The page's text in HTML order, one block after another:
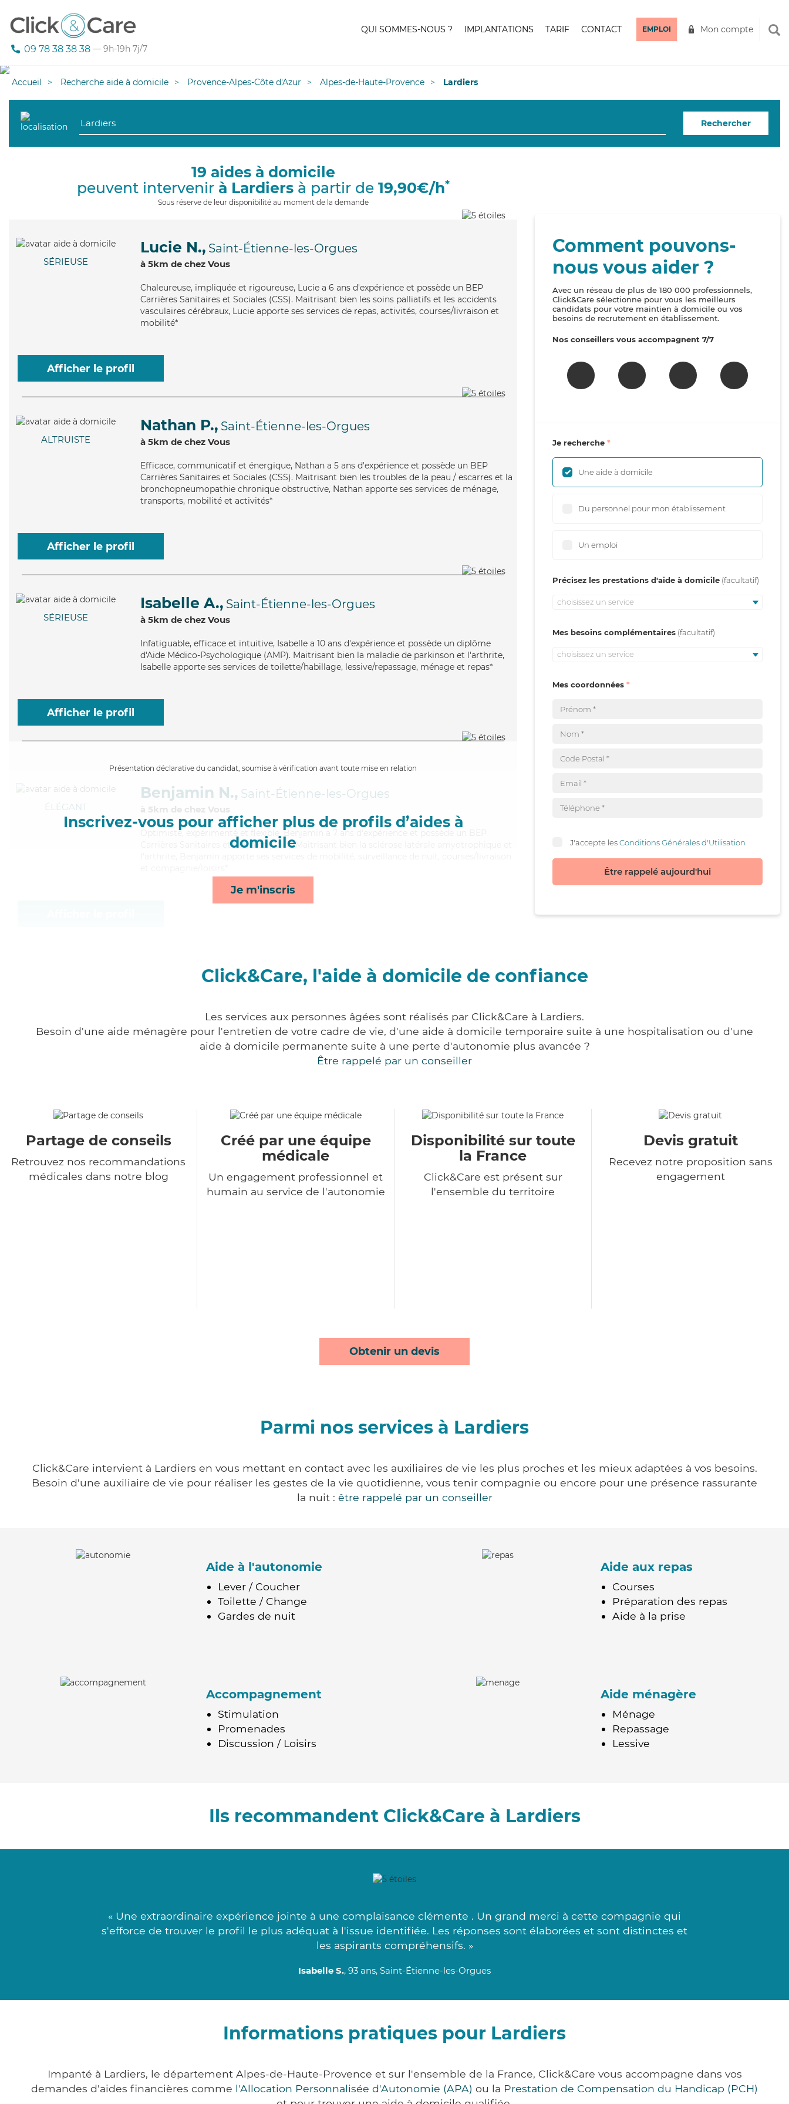
09 78 38 38 38 — 9h-19h 7j/7
QUI SOMMES-NOUS ? IMPLANTATIONS TARIF CONTACT EMPLOI Mon compte
Accueil Recherche aide à domicile Provence-Alpes-Côte d'Azur Alpes-de-Haute-Provence Lardiers
Rechercher
19 aides à domicile
peuvent intervenir à Lardiersà partir de 19,90€/h*
Sous réserve de leur disponibilité au moment de la demande
SÉRIEUSE
Lucie N., Saint-Étienne-les-Orgues
à 5km de chez Vous
Chaleureuse, impliquée et rigoureuse, Lucie a 6 ans d'expérience et possède un BEP
Carrières Sanitaires et Sociales (CSS). Maitrisant bien les soins palliatifs et les accidents
vasculaires cérébraux, Lucie apporte ses services de repas, activités, courses/livraison et
mobilité*
Afficher le profil
ALTRUISTE
Nathan P., Saint-Étienne-les-Orgues
à 5km de chez Vous
Efficace, communicatif et énergique, Nathan a 5 ans d'expérience et possède un BEP
Carrières Sanitaires et Sociales (CSS). Maitrisant bien les troubles de la peau / escarres et la
bronchopneumopathie chronique obstructive, Nathan apporte ses services de ménage,
transports, mobilité et activités*
Afficher le profil
SÉRIEUSE
Isabelle A., Saint-Étienne-les-Orgues
à 5km de chez Vous
Infatiguable, efficace et intuitive, Isabelle a 10 ans d'expérience et possède un diplôme
d'Aide Médico-Psychologique (AMP). Maitrisant bien la maladie de parkinson et l'arthrite,
Isabelle apporte ses services de toilette/habillage, lessive/repassage, ménage et repas*
Afficher le profil
Présentation déclarative du candidat, soumise à vérification avant toute mise en relation
Inscrivez-vous pour afficher plus de profils d’aides à
domicile
Je m'inscris
ÉLÉGANT
Benjamin N., Saint-Étienne-les-Orgues
à 5km de chez Vous
Optimiste , expérimenté et flexible, Benjamin a 7 ans d'expérience et possède un BEP
Carrières Sanitaires et Sociales (CSS). Maitrisant bien la sclérose latérale amyotrophique et
Comment pouvons-
nous vous aider ?
Avec un réseau de plus de 180 000 professionnels,
Click&Care sélectionne pour vous les meilleurs
candidats pour votre maintien à domicile ou vos
besoins de recrutement en établissement.
Nos conseillers vous accompagnent 7/7
Je recherche
Une aide à domicile
Du personnel pour mon établissement
Un emploi
Précisez les prestations d'aide à domicile
choisissez un service
Mes besoins complémentaires
choisissez un service
Mes coordonnées
J'accepte lesConditions Générales d'Utilisation
Être rappelé aujourd'hui
Click&Care, l'aide à domicile de confiance
Les services aux personnes âgées sont réalisés par Click&Care à Lardiers.
Besoin d'une aide ménagère pour l'entretien de votre cadre de vie, d'une aide à domicile temporaire suite à une hospitalisation ou d'une
aide à domicile permanente suite à une perte d'autonomie plus avancée ?
Être rappelé par un conseiller
Partage de conseils
Retrouvez nos recommandations
médicales dans notre blog
Créé par une équipe
médicale
Un engagement professionnel et
humain au service de l'autonomie
Disponibilité sur toute
la France
Click&Care est présent sur
l'ensemble du territoire
Devis gratuit
Recevez notre proposition sans
engagement
Obtenir un devis
Parmi nos services à Lardiers
Click&Care intervient à Lardiers en vous mettant en contact avec les auxiliaires de vie les plus proches et les mieux adaptées à vos besoins.
Besoin d'une auxiliaire de vie pour réaliser les gestes de la vie quotidienne, vous tenir compagnie ou encore pour une présence rassurante
la nuit : être rappelé par un conseiller
Aide à l'autonomie
Lever / Coucher
Toilette / Change
Gardes de nuit
Aide aux repas
Courses
Préparation des repas
Aide à la prise
Accompagnement
Stimulation
Promenades
Discussion / Loisirs
Aide ménagère
Ménage
Repassage
Lessive
Ils recommandent Click&Care à Lardiers
« Une extraordinaire expérience jointe à une complaisance clémente . Un grand merci à cette compagnie qui
s'efforce de trouver le profil le plus adéquat à l'issue identifiée. Les réponses sont élaborées et sont distinctes et
les aspirants compréhensifs. »
Isabelle S., 93 ans, Saint-Étienne-les-Orgues
Informations pratiques pour Lardiers
Impanté à Lardiers, le département Alpes-de-Haute-Provence et sur l'ensemble de la France, Click&Care vous accompagne dans vos
demandes d'aides financières comme l'Allocation Personnalisée d'Autonomie (APA) ou la Prestation de Compensation du Handicap (PCH)